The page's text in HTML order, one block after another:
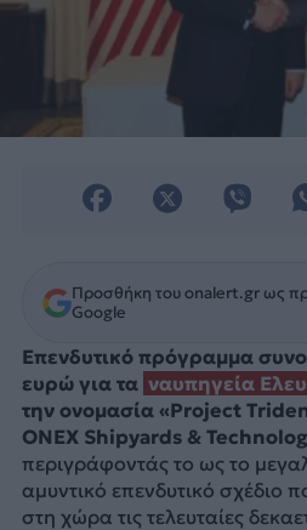
Προσθήκη του onalert.gr ως
Google
Επενδυτικό πρόγραμμα
ευρώ για τα ναυπηγεία
την ονομασία «Project
ONEX Shipyards &
περιγράφοντάς το ως το
αμυντικό επενδυτικό σχέδιο
στη χώρα τις τελευταίες